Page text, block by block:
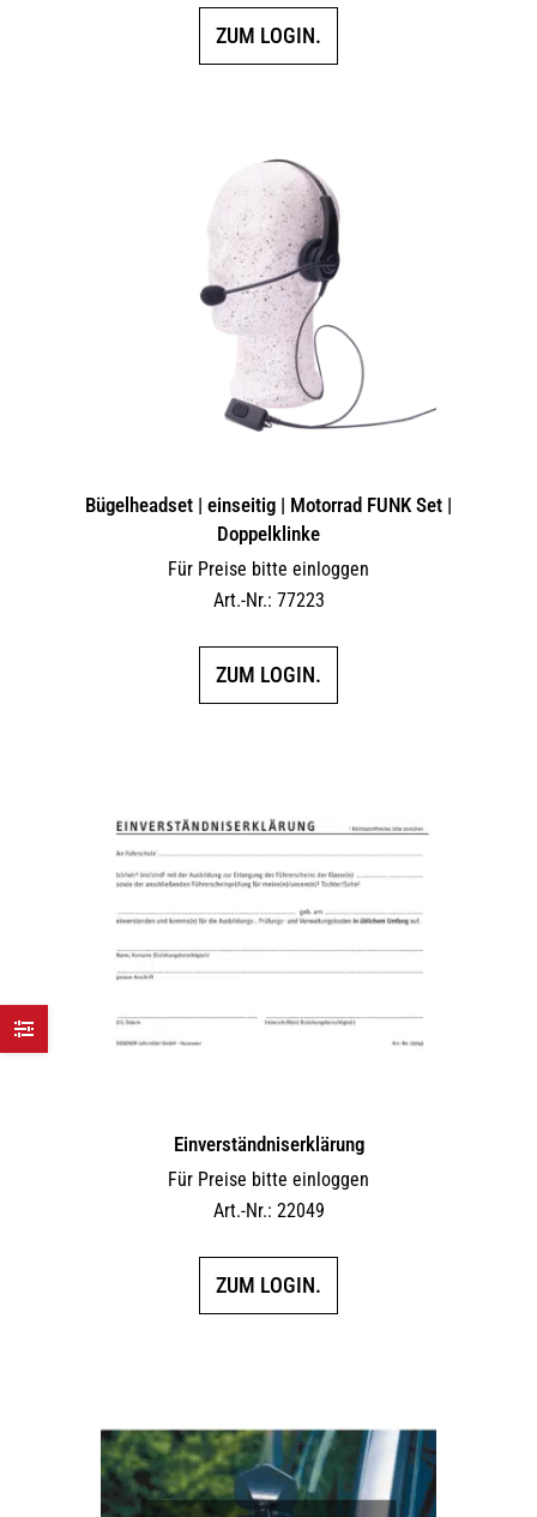
ZUM LOGIN.
Bügelheadset | einseitig | Motorrad FUNK Set |
Doppelklinke
Für Preise bitte einloggen
Art.-Nr.: 77223
ZUM LOGIN.
Einverständniserklärung
Für Preise bitte einloggen
Art.-Nr.: 22049
ZUM LOGIN.